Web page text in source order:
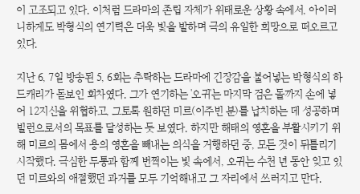
이 고조되고 있다. 이처럼 드라마의 존립 자체가 위태로운 상황 속에서, 아이러
니하게도 박형식의 연기력은 더욱 빛을 발하며 극의 유일한 희망으로 떠오르고
있다.
지난 6, 7일 방송된 5, 6회는 추락하는 드라마에 긴장감을 불어넣는 박형식의 하
드캐리가 돋보인 회차였다. 그가 연기하는 '오귀'는 마지막 검은 돌까지 손에 넣
어 12지신을 위협하고, 그토록 원하던 미르(이주빈 분)를 납치하는 데 성공하며
빌런으로서의 목표를 달성하는 듯 보였다. 하지만 해태의 영혼을 부활시키기 위
해 미르의 몸에서 용의 영혼을 빼내는 의식을 거행하던 중, 모든 것이 뒤틀리기
시작했다. 극심한 두통과 함께 번쩍이는 빛 속에서, 오귀는 수천 년 동안 잊고 있
던 미르와의 애절했던 과거를 모두 기억해내고 그 자리에서 쓰러지고 만다.